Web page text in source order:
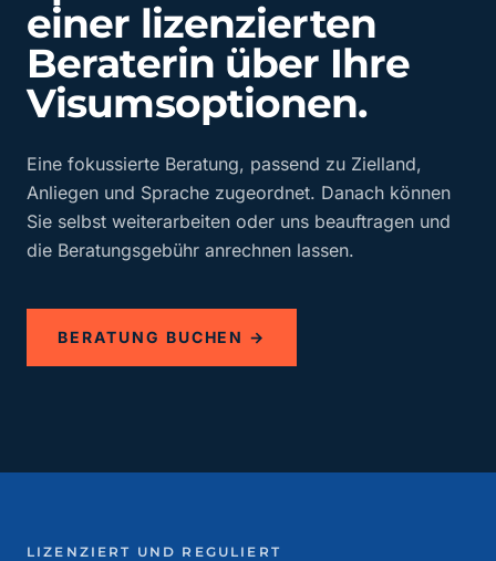
einer lizenzierten
Beraterin über Ihre
Visumsoptionen.
Eine fokussierte Beratung, passend zu Zielland,
Anliegen und Sprache zugeordnet. Danach können
Sie selbst weiterarbeiten oder uns beauftragen und
die Beratungsgebühr anrechnen lassen.
BERATUNG BUCHEN →
LIZENZIERT UND REGULIERT